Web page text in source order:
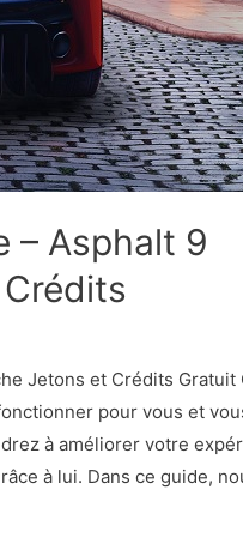
– Asphalt 9
Jetons et Crédits Gratuit
pour vous et
à améliorer votre
à lui. Dans ce guide,